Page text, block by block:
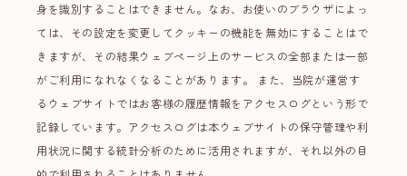
身を識別することはできません。なお、お使いのブラウザによっ
ては、その設定を変更してクッキーの機能を無効にすることはで
きますが、その結果ウェブページ上のサービスの全部または一部
がご利用になれなくなることがあります。 また、当院が運営す
るウェブサイトではお客様の履歴情報をアクセスログという形で
記録しています。アクセスログは本ウェブサイトの保守管理や利
用状況に関する統計分析のために活用されますが、それ以外の目